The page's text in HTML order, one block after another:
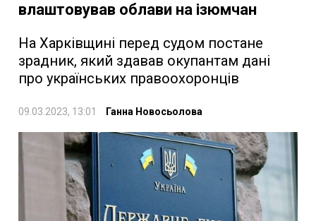
влаштовував облави на ізюмчан
На Харківщині перед судом постане
зрадник, який здавав окупантам дані
про українських правоохоронців
09.03.2023, 13:01 Ганна Новосьолова